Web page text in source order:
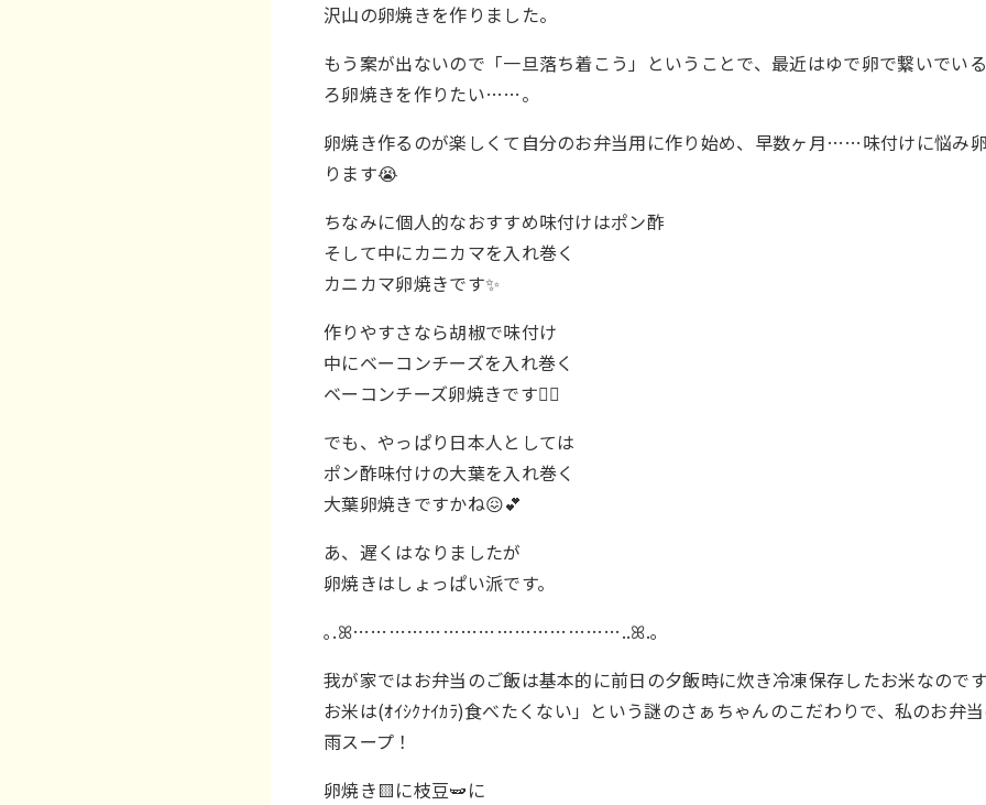
沢山の卵焼きを作りました。
もう案が出ないので「一旦落ち着こう」ということで、最近はゆで卵で繋いでい
ろ卵焼きを作りたい……。
卵焼き作るのが楽しくて自分のお弁当用に作り始め、早数ヶ月……味付けに悩み
ります😭
ちなみに個人的なおすすめ味付けはポン酢
そして中にカニカマを入れ巻く
カニカマ卵焼きです✨️
作りやすさなら胡椒で味付け
中にベーコンチーズを入れ巻く
ベーコンチーズ卵焼きです👍🏻
でも、やっぱり日本人としては
ポン酢味付けの大葉を入れ巻く
大葉卵焼きですかね😖💕
あ、遅くはなりましたが
卵焼きはしょっぱい派です。
｡.ꕤ………………………………………..ꕤ.｡
我が家ではお弁当のご飯は基本的に前日の夕飯時に炊き冷凍保存したお米なので
お米は(ｵｲｼｸﾅｲｶﾗ)食べたくない」という謎のさぁちゃんのこだわりで、私のお弁
雨スープ！
卵焼き🟨に枝豆🫛に